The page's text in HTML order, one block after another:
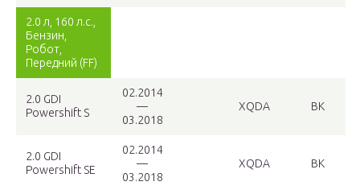
2.0 л, 160 л.с.,
Бензин,
Робот,
Передний (FF)
2.0 GDI
Powershift S
02.2014
—
03.2018
XQDA BK
2.0 GDI
Powershift SE
02.2014
—
03.2018
XQDA BK